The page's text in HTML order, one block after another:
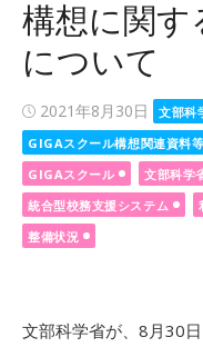
構想に関す
について
Posted
on
2021年8月30日 文部科
GIGAスクール構想関連資料等
GIGAスクール 文部科学
統合型校務支援システム
整備状況
文部科学省が、8月30